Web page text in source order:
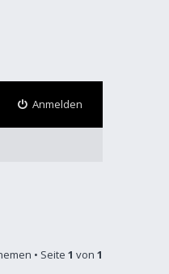
Anmelden
• Seite 1 von 1